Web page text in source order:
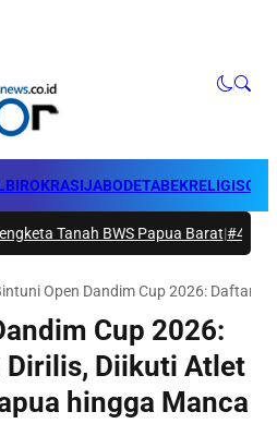
BIROKRASIJABODETABEKRELIGI
BWS Papua Barat|#4 -Ditunjuk
Open Dandim Cup 2026: Daftar
Cup 2026:
Dirilis, Diikuti Atlet
hingga Manca